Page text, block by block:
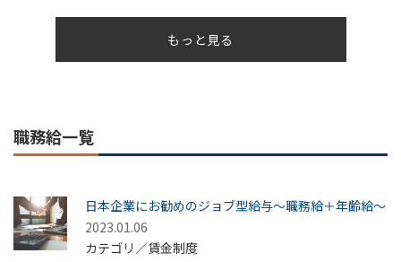
もっと見る
職務給一覧
日本企業にお勧めのジョブ型給与～職務給＋年齢給～
2023.01.06
カテゴリ／賃金制度